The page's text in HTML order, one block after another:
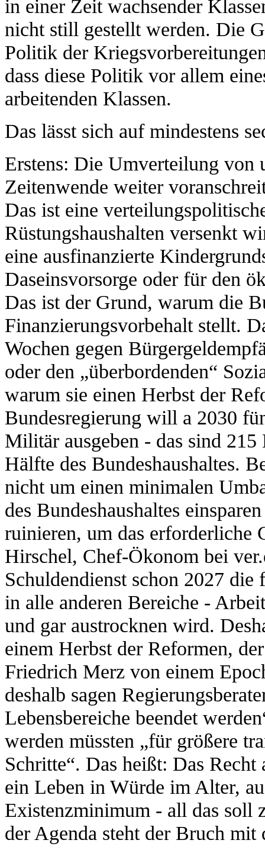
in einer Zeit wachsender
nicht still gestellt werden. Die
Politik der
dass diese Politik vor allem
arbeitenden Klassen.
Das lässt sich auf mindestens
Erstens: Die Umverteilung von
Zeitenwende weiter
Das ist eine
Rüstungshaushalten versenkt
eine ausfinanzierte
Daseinsvorsorge oder für den
Das ist der Grund, warum die
Finanzierungsvorbehalt stellt.
Wochen gegen
oder den „überbordenden“
warum sie einen Herbst der
Bundesregierung will a 2030
Militär ausgeben - das sind
Hälfte des Bundeshaushaltes.
nicht um einen minimalen
des Bundeshaushaltes
ruinieren, um das erforderliche
Hirschel, Chef-Ökonom bei
Schuldendienst schon 2027
in alle anderen Bereiche -
und gar austrocknen wird.
einem Herbst der Reformen,
Friedrich Merz von einem
deshalb sagen
Lebensbereiche beendet
werden müssten „für größere
Schritte“. Das heißt: Das
ein Leben in Würde im Alter,
Existenzminimum - all das soll
der Agenda steht der Bruch mit